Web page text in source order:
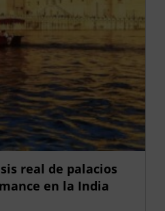
real de palacios
en la India